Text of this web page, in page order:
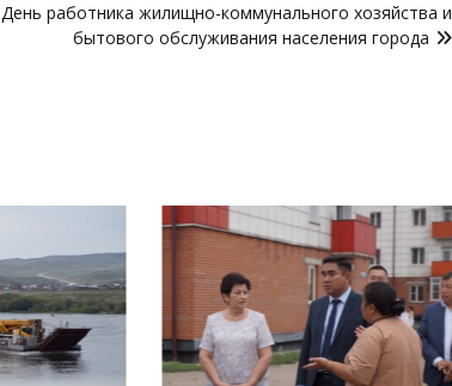
День работника жилищно-коммунального хозяйства и
бытового обслуживания населения города